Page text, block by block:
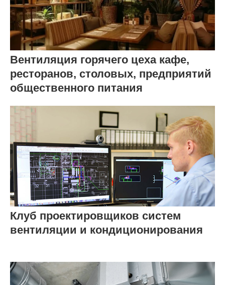
Вентиляция горячего цеха кафе,
ресторанов, столовых, предприятий
общественного питания
Клуб проектировщиков систем
вентиляции и кондиционирования